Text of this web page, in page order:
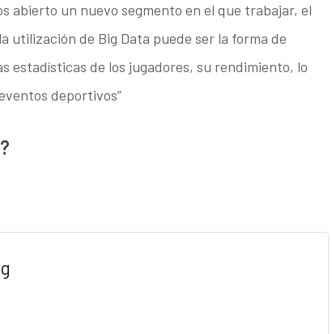
abierto un nuevo segmento en el que trabajar, el
utilización de Big Data puede ser la forma de
estadísticas de los jugadores, su rendimiento, lo
deportivos”